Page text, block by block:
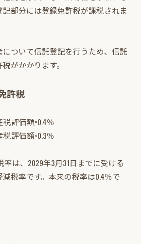
部分には登録免許税が課税されま
ついて信託登記を行うため、信託
がかかります。
許税
評価額×0.4％
評価額×0.3％
率は、2029年3月31日までに受ける
税率です。本来の税率は0.4％で